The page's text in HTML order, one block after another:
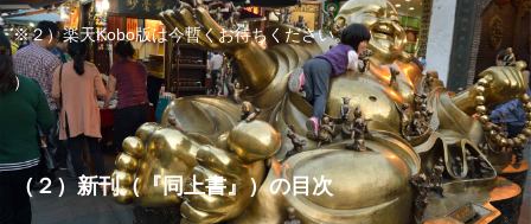
※２）楽天Kobo版は今暫くお待ちください。
）
（２）新刊（『同上書』）の目次